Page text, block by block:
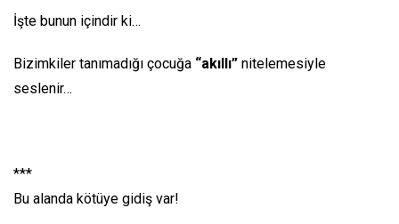
İşte bunun içindir ki…
Bizimkiler tanımadığı çocuğa “akıllı” nitelemesiyle
seslenir…
***
Bu alanda kötüye gidiş var!